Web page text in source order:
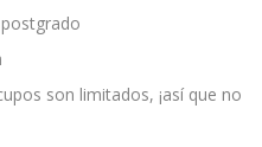
son limitados, ¡así que no